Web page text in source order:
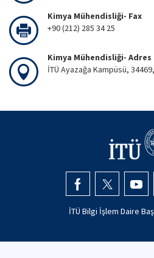
Kimya Mühendisliği- Fax
+90 (212) 285 34 25
Kimya Mühendisliği- Adres
İTÜ Ayazağa Kampüsü,
İTÜ Bilgi İşlem Daire